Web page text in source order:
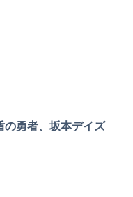
の勇者、坂本デイズ